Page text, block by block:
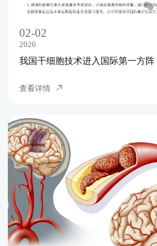
02-02
2026
查看详情